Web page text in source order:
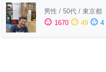
男性 / 50代 / 東京都
sentiment_satisfied 1670 sentiment_neutral 49 sentiment_dissatisfied 4